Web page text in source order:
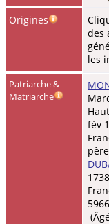
Origines
des
les
Patriarche &
Matriarche
fév